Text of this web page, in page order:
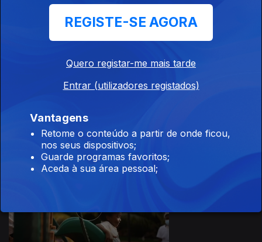
28 fev. 2023
REGISTE-SE AGORA
Quero registar-me mais tarde
Entrar (utilizadores registados)
Vantagens
Retome o conteúdo a partir de onde ficou,
nos seus dispositivos;
Guarde programas favoritos;
Aceda à sua área pessoal;